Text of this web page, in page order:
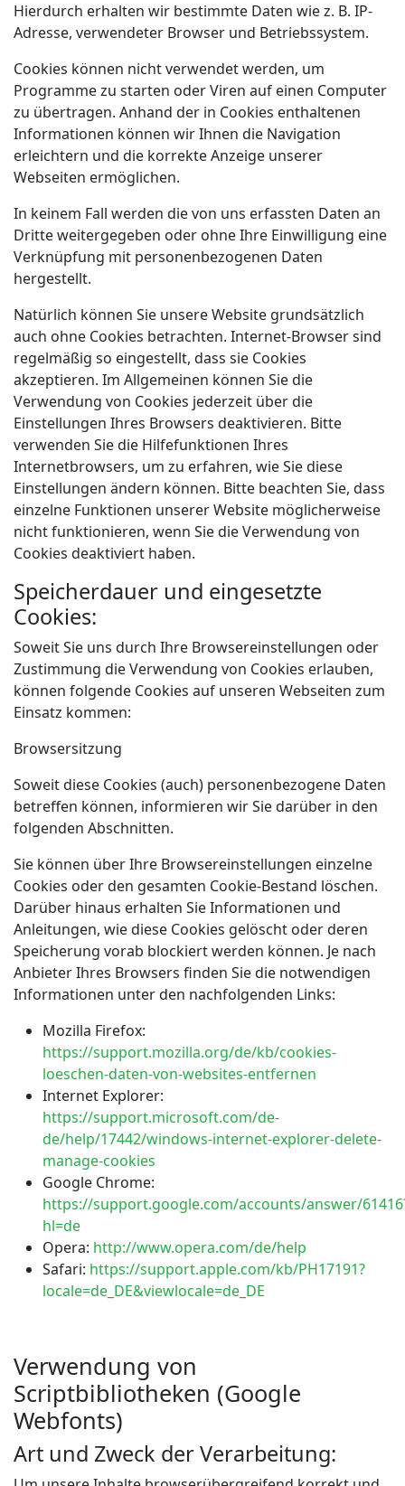
Hierdurch erhalten wir bestimmte Daten wie z. B. IP-
Adresse, verwendeter Browser und Betriebssystem.
Cookies können nicht verwendet werden, um
Programme zu starten oder Viren auf einen Computer
zu übertragen. Anhand der in Cookies enthaltenen
Informationen können wir Ihnen die Navigation
erleichtern und die korrekte Anzeige unserer
Webseiten ermöglichen.
In keinem Fall werden die von uns erfassten Daten an
Dritte weitergegeben oder ohne Ihre Einwilligung eine
Verknüpfung mit personenbezogenen Daten
hergestellt.
Natürlich können Sie unsere Website grundsätzlich
auch ohne Cookies betrachten. Internet-Browser sind
regelmäßig so eingestellt, dass sie Cookies
akzeptieren. Im Allgemeinen können Sie die
Verwendung von Cookies jederzeit über die
Einstellungen Ihres Browsers deaktivieren. Bitte
verwenden Sie die Hilfefunktionen Ihres
Internetbrowsers, um zu erfahren, wie Sie diese
Einstellungen ändern können. Bitte beachten Sie, dass
einzelne Funktionen unserer Website möglicherweise
nicht funktionieren, wenn Sie die Verwendung von
Cookies deaktiviert haben.
Speicherdauer und eingesetzte
Cookies:
Soweit Sie uns durch Ihre Browsereinstellungen oder
Zustimmung die Verwendung von Cookies erlauben,
können folgende Cookies auf unseren Webseiten zum
Einsatz kommen:
Browsersitzung
Soweit diese Cookies (auch) personenbezogene Daten
betreffen können, informieren wir Sie darüber in den
folgenden Abschnitten.
Sie können über Ihre Browsereinstellungen einzelne
Cookies oder den gesamten Cookie-Bestand löschen.
Darüber hinaus erhalten Sie Informationen und
Anleitungen, wie diese Cookies gelöscht oder deren
Speicherung vorab blockiert werden können. Je nach
Anbieter Ihres Browsers finden Sie die notwendigen
Informationen unter den nachfolgenden Links:
Mozilla Firefox:
https://support.mozilla.org/de/kb/cookies-
loeschen-daten-von-websites-entfernen
Internet Explorer:
https://support.microsoft.com/de-
de/help/17442/windows-internet-explorer-delete-
manage-cookies
Google Chrome:
https://support.google.com/accounts/answer/
hl=de
Opera: http://www.opera.com/de/help
Safari: https://support.apple.com/kb/PH17191?
locale=de_DE&viewlocale=de_DE
Verwendung von
Scriptbibliotheken (Google
Webfonts)
Art und Zweck der Verarbeitung: